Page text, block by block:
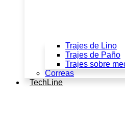
Trajes de Lino
Trajes de Paño
Trajes sobre
Correas
TechLine